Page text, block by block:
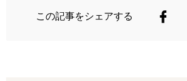
この記事をシェアする